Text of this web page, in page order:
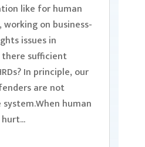
like for human
on business-
issues in
there sufficient
In principle, our
are not
human